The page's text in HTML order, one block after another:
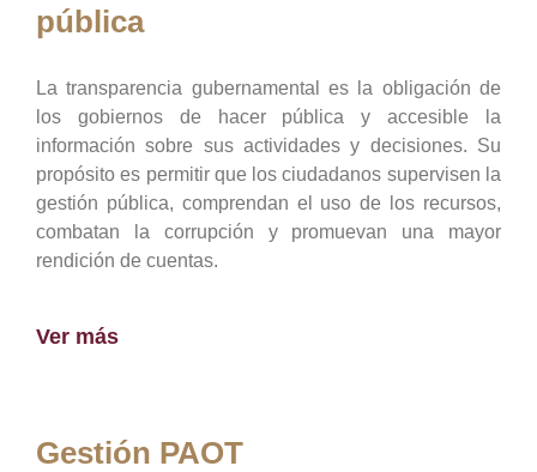
pública
La transparencia gubernamental es la obligación de
los gobiernos de hacer pública y accesible la
información sobre sus actividades y decisiones. Su
propósito es permitir que los ciudadanos supervisen la
gestión pública, comprendan el uso de los recursos,
combatan la corrupción y promuevan una mayor
rendición de cuentas.
Ver más
Gestión PAOT